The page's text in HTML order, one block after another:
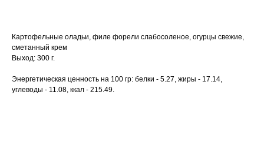
Картофельные оладьи, филе форели слабосоленое, огурцы свежие,
сметанный крем
Выход: 300 г.
Энергетическая ценность на 100 гр: белки - 5.27, жиры - 17.14,
углеводы - 11.08, ккал - 215.49.